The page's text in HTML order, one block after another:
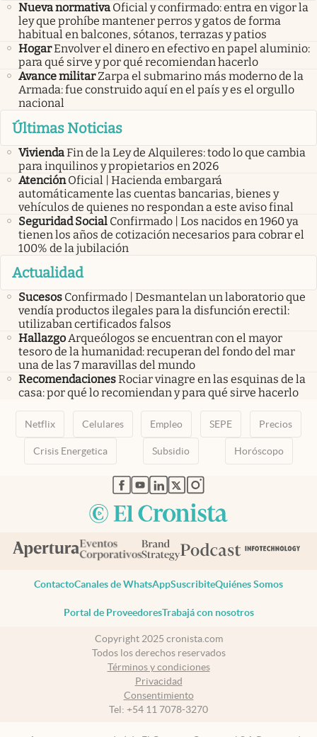
Nueva normativa Oficial y confirmado: entra en vigor la
ley que prohíbe mantener perros y gatos de forma
habitual en balcones, sótanos, terrazas y patios
HogarEnvolver el dinero en efectivo en papel aluminio:
para qué sirve y por qué recomiendan hacerlo
Avance militarZarpa el submarino más moderno de la
Armada: fue construido aquí en el país y es el orgullo
nacional
Últimas Noticias
ViviendaFin de la Ley de Alquileres: todo lo que cambia
para inquilinos y propietarios en 2026
Atención Oficial | Hacienda embargará
automáticamente las cuentas bancarias, bienes y
vehículos de quienes no respondan a este aviso final
Seguridad Social Confirmado | Los nacidos en 1960 ya
tienen los años de cotización necesarios para cobrar el
100% de la jubilación
Actualidad
Sucesos Confirmado | Desmantelan un laboratorio que
vendía productos ilegales para la disfunción erectil:
utilizaban certificados falsos
HallazgoArqueólogos se encuentran con el mayor
tesoro de la humanidad: recuperan del fondo del mar
una de las 7 maravillas del mundo
RecomendacionesRociar vinagre en las esquinas de la
casa: por qué lo recomiendan y para qué sirve hacerlo
Netflix Celulares Empleo SEPE Precios
Crisis Energetica Subsidio Horóscopo
abre en nueva pestaña
abre en nueva pestaña
abre en nueva pestaña
abre en nueva pestaña
abre en nueva pestaña
ContactoCanales de WhatsAppSuscribiteQuiénes Somos
Portal de ProveedoresTrabajá con nosotros
Copyright 2025 cronista.com
Todos los derechos reservados
Términos y condiciones
Privacidad
Consentimiento
Tel: +54 11 7078-3270